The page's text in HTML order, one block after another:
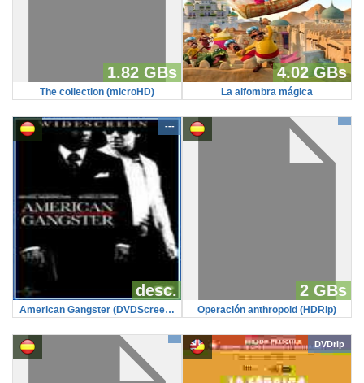
1.82 GBs
The collection (microHD)
4.02 GBs
La alfombra mágica
---
desc.
American Gangster (DVDScreener)
2 GBs
Operación anthropoid (HDRip)
DVDrip